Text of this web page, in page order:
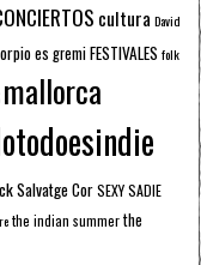
cultura David
es gremiFESTIVALES folk
mallorca
Salvatge CorSEXY SADIE
the indian summerthe